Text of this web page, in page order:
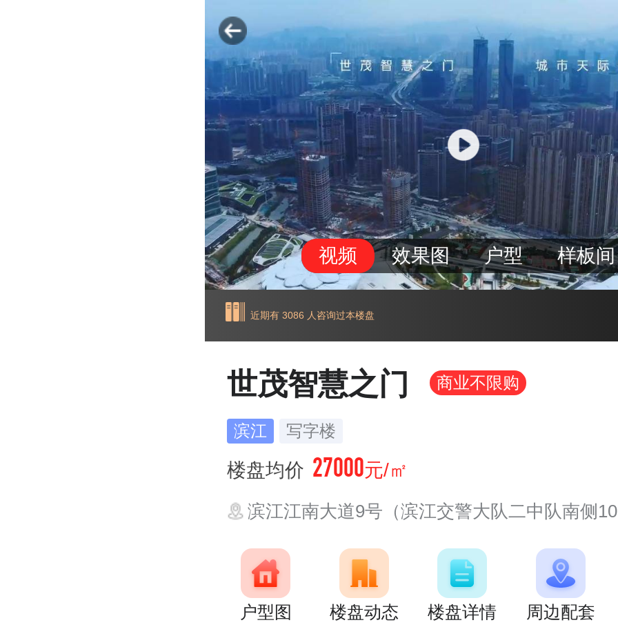
视频 效果图 户型 样板间
近期有 3086 人咨询过本楼盘
世茂智慧之门 商业不限购
滨江 写字楼
楼盘均价 27000元/㎡
滨江江南大道9号（滨江交警大队二中队南侧
户型图 楼盘动态 楼盘详情 周边配套